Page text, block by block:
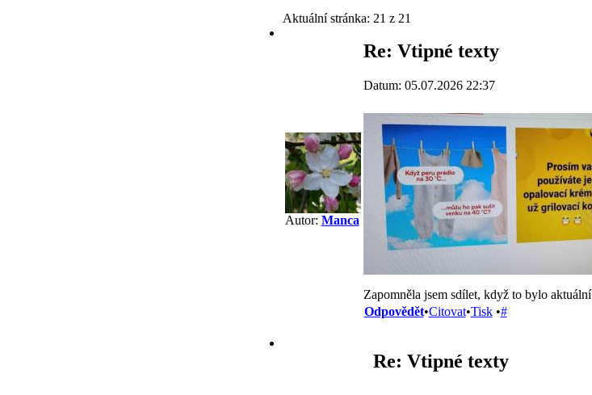
Aktuální stránka: 21 z 21
Autor: Manca
Re: Vtipné texty
Datum: 05.07.2026 22:37
Zapomněla jsem sdílet, když to bylo aktuální
Odpovědět•Citovat•Tisk•#
Re: Vtipné texty